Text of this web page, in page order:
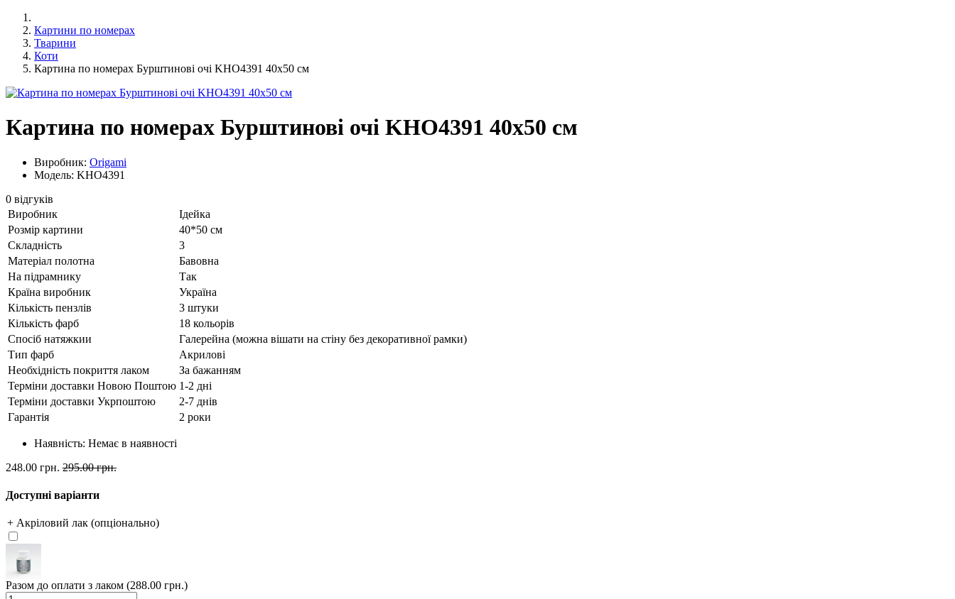
Картини по номерах
Тварини
Коти
Картина по номерах Бурштинові очі KHO4391 40x50 см
Картина по номерах Бурштинові очі KHO4391 40x50 см
Виробник: Origami
Модель: KHO4391
0 відгуків
Виробник
Ідейка
Розмір картини
40*50 см
Складність
3
Матеріал полотна
Бавовна
На підрамнику
Так
Країна виробник
Україна
Кількість пензлів
3 штуки
Кількість фарб
18 кольорів
Спосіб натяжкии
Галерейна (можна вішати на стіну без декоративної рамки)
Тип фарб
Акрилові
Необхідність покриття лаком
За бажанням
Терміни доставки Новою Поштою 1-2 дні
Терміни доставки Укрпоштою
2-7 днів
Гарантія
2 роки
Наявність: Немає в наявності
248.00 грн. 295.00 грн.
Доступні варіанти
+ Акріловий лак (опціонально)
Разом до оплати з лаком (288.00 грн.)